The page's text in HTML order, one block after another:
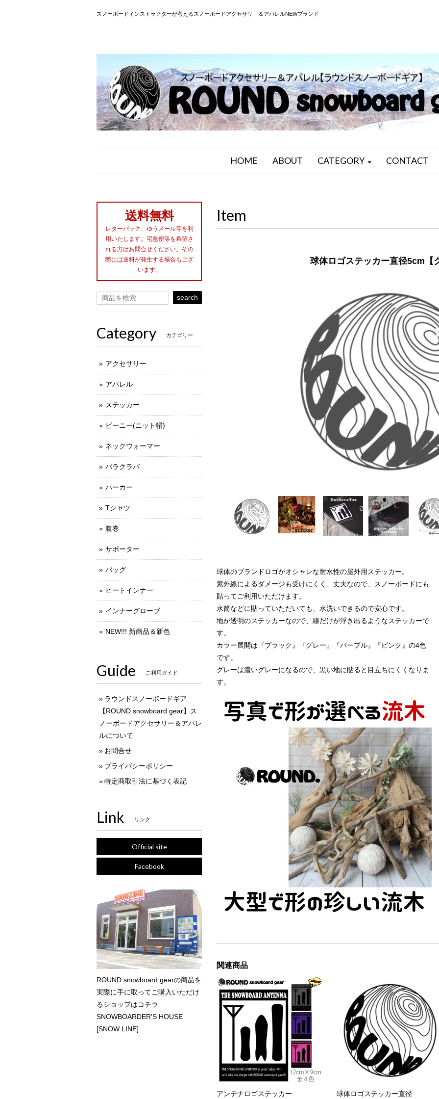
スノーボードインストラクターが考えるスノーボードアクセサリ―＆アパレルNEWブランド
HOME ABOUT CATEGORY CONTACT
Item
球体ロゴステッカー直径5cm【
球体のブランドロゴがオシャレな耐水性の屋外用ステッカー。
紫外線によるダメージも受けにくく、丈夫なので、スノーボードにも
貼ってご利用いただけます。
水筒などに貼っていただいても、水洗いできるので安心です。
地が透明のステッカーなので、線だけが浮き出るようなステッカーで
す。
カラー展開は『ブラック』『グレー』『パープル』『ピンク』の4色
です。
グレーは濃いグレーになるので、黒い地に貼ると目立ちにくくなりま
す。
関連商品
アンテナロゴステッカー 球体ロゴステッカー直径
送料無料
レターパック、ゆうメール等を利
用いたします。宅急便等を希望さ
れる方はお問合せください。その
際には送料が発生する場合もござ
います。
search
Category カテゴリー
アクセサリー
アパレル
ステッカー
ビーニー(ニット帽)
ネックウォーマー
バラクラバ
パーカー
Tシャツ
腹巻
サポーター
バッグ
ヒートインナー
インナーグローブ
NEW!!! 新商品＆新色
Guide ご利用ガイド
ラウンドスノーボードギア
【ROUND snowboard gear】ス
ノーボードアクセサリー＆アパレ
ルについて
お問合せ
プライバシーポリシー
特定商取引法に基づく表記
Link リンク
Official site
Facebook
ROUND snowboard gearの商品を
実際に手に取ってご購入いただけ
るショップはコチラ
SNOWBOARDER'S HOUSE
[SNOW LINE]